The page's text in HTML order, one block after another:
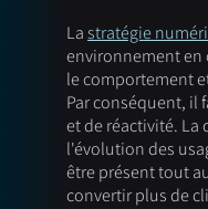
La stratégie
environnement
le comportement
Par conséquent, il
et de réactivité. La
l'évolution des
être présent tout
convertir plus de